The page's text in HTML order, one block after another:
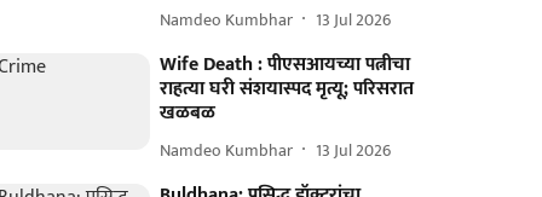
Namdeo Kumbhar 13 Jul 2026
Wife Death : पीएसआयच्या पत्नीचा
राहत्या घरी संशयास्पद मृत्यू; परिसरात
खळबळ
Namdeo Kumbhar 13 Jul 2026